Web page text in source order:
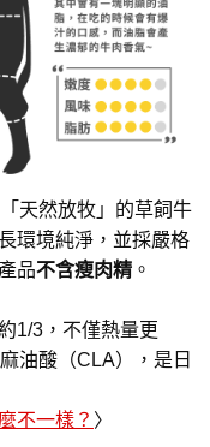
天然放牧」的草飼牛
環境純淨，並採嚴格
品不含瘦肉精 。
1/3，不僅熱量更
油酸（CLA），是日
不一樣？ 〉